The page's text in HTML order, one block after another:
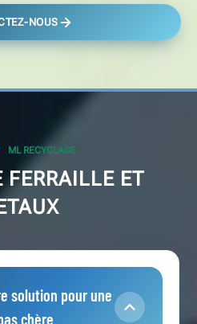
NOUS
ML RECYCLAGE
FERRAILLE ET
solution pour une
chère